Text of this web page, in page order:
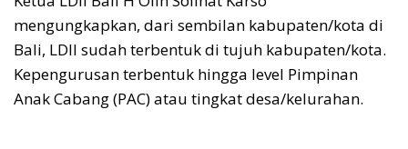
mengungkapkan, dari sembilan kabupaten/kota di
Bali, LDII sudah terbentuk di tujuh kabupaten/kota.
Kepengurusan terbentuk hingga level Pimpinan
Anak Cabang (PAC) atau tingkat desa/kelurahan.